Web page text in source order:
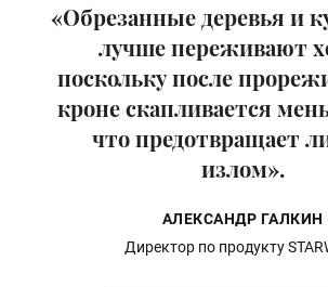
«Обрезанные деревья и
лучше переживают
поскольку после
кроне скапливается
что предотвращает
излом».
АЛЕКСАНДР ГАЛКИН
Директор по продукту